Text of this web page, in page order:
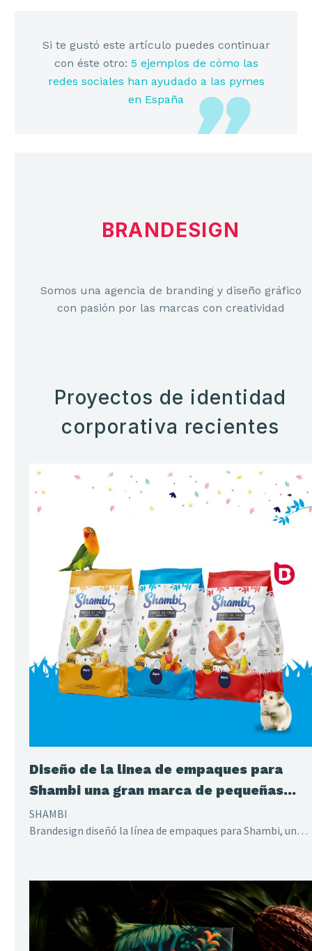
Si te gustó este artículo puedes continuar
con éste otro: 5 ejemplos de cómo las
redes sociales han ayudado a las pymes
en España
BRANDESIGN
Somos una agencia de branding y diseño gráfico
con pasión por las marcas con creatividad
Proyectos de identidad
corporativa recientes
Diseño de la linea de empaques para
Shambi una gran marca de pequeñas
mascotas
SHAMBI
Brandesign diseñó la línea de empaques para Shambi, una
mercado pet food, resaltando la esencia de la marca.